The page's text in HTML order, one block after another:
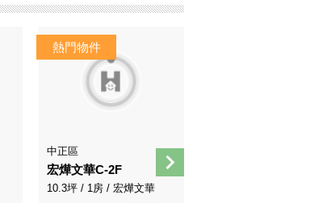
中正區
宏燁文華C-2F
10.3坪 / 1房 / 宏燁文華